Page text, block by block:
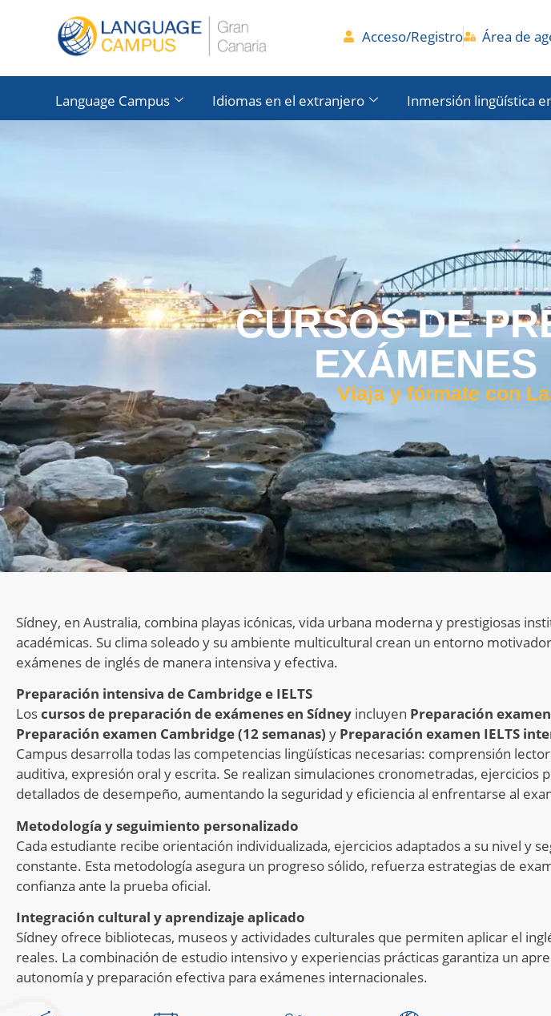
Acceso/Registro Área de
Language Campus Idiomas en el extranjero Inmersión lingüística
CURSOS DE
Viaja y fórmate con
Sídney, en Australia, combina playas icónicas, vida urbana moderna y prestigiosas
académicas. Su clima soleado y su ambiente multicultural crean un entorno
exámenes de inglés de manera intensiva y efectiva.
Preparación intensiva de Cambridge e IELTS
Loscursos de preparación de exámenes en Sídney incluyen Preparación
Preparación examen Cambridge (12 semanas) y Preparación examen IELTS
Campus desarrolla todas las competencias lingüísticas necesarias: comprensión
auditiva, expresión oral y escrita. Se realizan simulaciones cronometradas, ejercicios
detallados de desempeño, aumentando la seguridad y eficiencia al enfrentarse al
Metodología y seguimiento personalizado
Cada estudiante recibe orientación individualizada, ejercicios adaptados a su nivel y
constante. Esta metodología asegura un progreso sólido, refuerza estrategias de
confianza ante la prueba oficial.
Integración cultural y aprendizaje aplicado
Sídney ofrece bibliotecas, museos y actividades culturales que permiten aplicar el
reales. La combinación de estudio intensivo y experiencias prácticas garantiza un
autonomía y preparación efectiva para exámenes internacionales.